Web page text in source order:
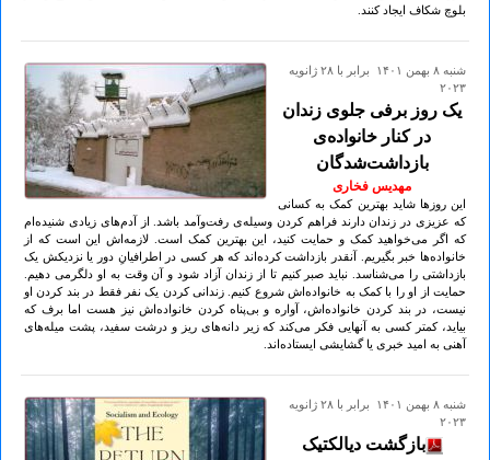
بلوچ شکاف ایجاد کنند.
شنبه ۸ بهمن ۱۴۰۱ برابر با ۲۸ ژانويه
۲۰۲۳
یک روز برفی جلوی زندان
در کنار خانواده‌ی
بازداشت‌شدگان
مهدیس فخاری
این روزها شاید بهترین کمک به کسانی
که عزیزی در زندان دارند فراهم کردن وسیله‌ی رفت‌و‌آمد باشد. از آدم‌های زیادی شنیده‌ام
که اگر می‌خواهید کمک و حمایت کنید، این بهترین کمک است. لازمه‌اش این است که از
خانواده‌ها خبر بگیریم. آنقدر بازداشت کرده‌اند که هر کسی در اطرافیانِ دور یا نزدیکش یک
بازداشتی را می‌شناسد. نباید صبر کنیم تا از زندان آزاد شود و آن وقت به او دلگرمی دهیم.
حمایت از او را با کمک به خانواده‌اش شروع کنیم. زندانی کردن یک نفر فقط در بند کردن او
نیست، در بند کردن خانواده‌اش، آواره و بی‌پناه کردن خانواده‌اش نیز هست اما برف که
بیاید، کمتر کسی به آنهایی فکر می‌کند که زیر دانه‌های ریز و درشت سفید، پشت میله‌های
آهنی به امید خبری یا گشایشی ایستاده‌اند.
شنبه ۸ بهمن ۱۴۰۱ برابر با ۲۸ ژانويه
۲۰۲۳
بازگشت دیالکتیک